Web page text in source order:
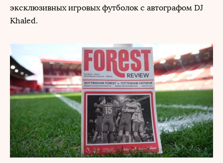
эксклюзивных игровых футболок с автографом DJ
Khaled.